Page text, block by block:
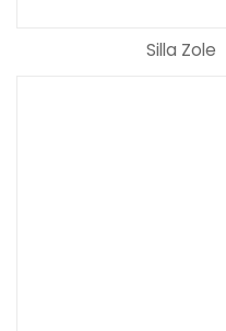
Silla Zole